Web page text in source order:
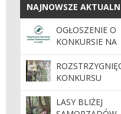
NAJNOWSZE
NAJNOWSZE
OGŁOSZENIE O
KONKURSIE NA
STANOWISKO
NADLEŚNICZEJ
NADLEŚNICTWA
PŁOCK
KONKURSU
"CHRONIMY
NASZYCH
LASY BLIŻEJ